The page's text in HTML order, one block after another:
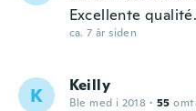
Excellente
ca. 7 år siden
K Keilly
Ble med i 2018 · 55